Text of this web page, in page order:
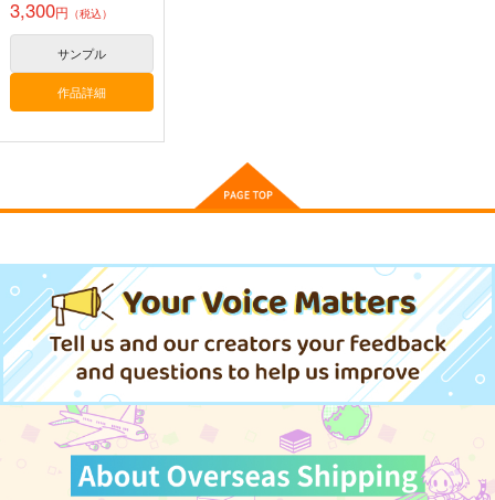
3,300円 （税込）
サンプル
作品詳細